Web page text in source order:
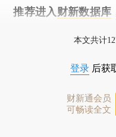
推荐进入 财新数据库
本文共计
登录 后获
财新通会员
可畅读全文